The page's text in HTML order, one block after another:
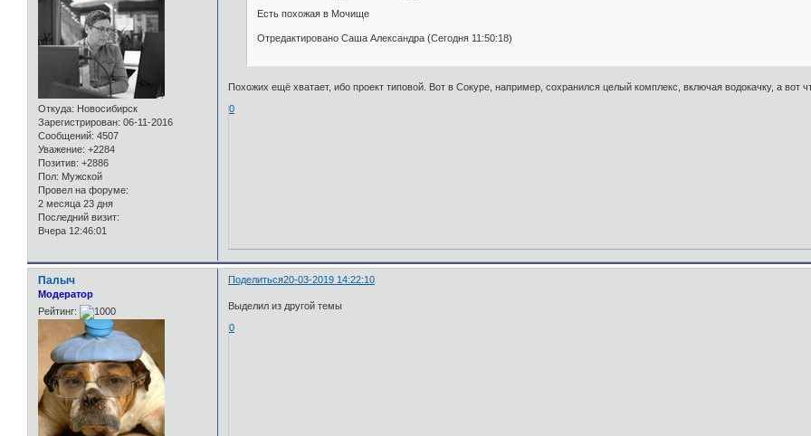
Откуда: Новосибирск
Зарегистрирован: 06-11-2016
Сообщений: 4507
Уважение: +2284
Позитив: +2886
Пол: Мужской
Провел на форуме:
2 месяца 23 дня
Последний визит:
Вчера 12:46:01
Есть похожая в Мочище
Отредактировано Саша Александра (Сегодня 11:50:18)
Похожих ещё хватает, ибо проект типовой. Вот в Сокуре, например, сохранился целый комплекс, включая водокачку, а вот
0
Поделиться20-03-2019 14:22:10
Палыч
Модератор
Рейтинг:
Выделил из другой темы
0